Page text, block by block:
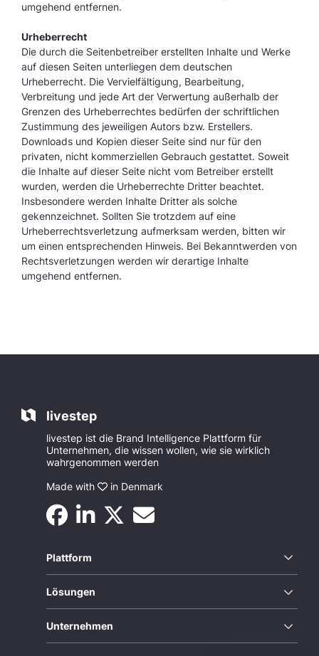
umgehend entfernen.
Urheberrecht
Die durch die Seitenbetreiber erstellten Inhalte und Werke
auf diesen Seiten unterliegen dem deutschen
Urheberrecht. Die Vervielfältigung, Bearbeitung,
Verbreitung und jede Art der Verwertung außerhalb der
Grenzen des Urheberrechtes bedürfen der schriftlichen
Zustimmung des jeweiligen Autors bzw. Erstellers.
Downloads und Kopien dieser Seite sind nur für den
privaten, nicht kommerziellen Gebrauch gestattet. Soweit
die Inhalte auf dieser Seite nicht vom Betreiber erstellt
wurden, werden die Urheberrechte Dritter beachtet.
Insbesondere werden Inhalte Dritter als solche
gekennzeichnet. Sollten Sie trotzdem auf eine
Urheberrechtsverletzung aufmerksam werden, bitten wir
um einen entsprechenden Hinweis. Bei Bekanntwerden von
Rechtsverletzungen werden wir derartige Inhalte
umgehend entfernen.
livestep
livestep ist die Brand Intelligence Plattform für
Unternehmen, die wissen wollen, wie sie wirklich
wahrgenommen werden
Made with
in Denmark
Plattform
Lösungen
Unternehmen